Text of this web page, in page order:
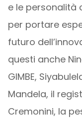
e le personalità
per portare
futuro
questi anche
GIMBE,
Mandela, il
Cremonini, la